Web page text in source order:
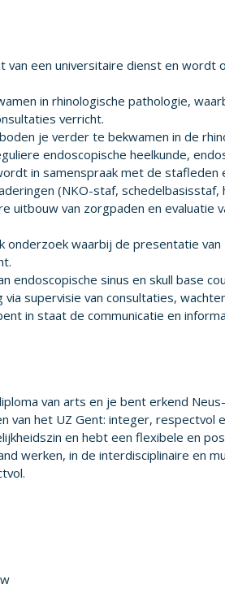
van een universitaire dienst en wordt
in rhinologische pathologie,
verricht.
je verder te bekwamen in de
endoscopische heelkunde,
in samenspraak met de stafleden
(NKO-staf,
uitbouw van zorgpaden en evaluatie
onderzoek waarbij de presentatie
endoscopische sinus en skull base
via supervisie van consultaties,
in staat de communicatie en
van arts en je bent erkend
van het UZ Gent: integer, respectvol
en hebt een flexibele en
werken, in de interdisciplinaire en